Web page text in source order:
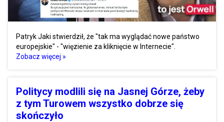
Patryk Jaki stwierdził, że "tak ma wyglądać nowe państwo
europejskie" - "więzienie za kliknięcie w Internecie".
Zobacz więcej »
Politycy modlili się na Jasnej Górze, żeby
z tym Turowem wszystko dobrze się
skończyło